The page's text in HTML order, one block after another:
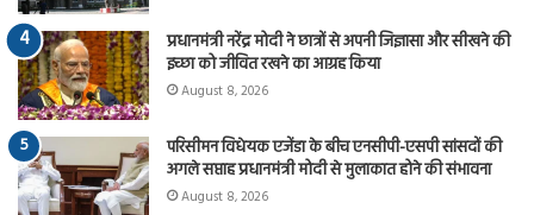
प्रधानमंत्री नरेंद्र मोदी ने छात्रों से अपनी जिज्ञासा और सीखने की
इच्छा को जीवित रखने का आग्रह किया
August 8, 2026
परिसीमन विधेयक एजेंडा के बीच एनसीपी-एसपी सांसदों की
अगले सप्ताह प्रधानमंत्री मोदी से मुलाकात होने की संभावना
August 8, 2026